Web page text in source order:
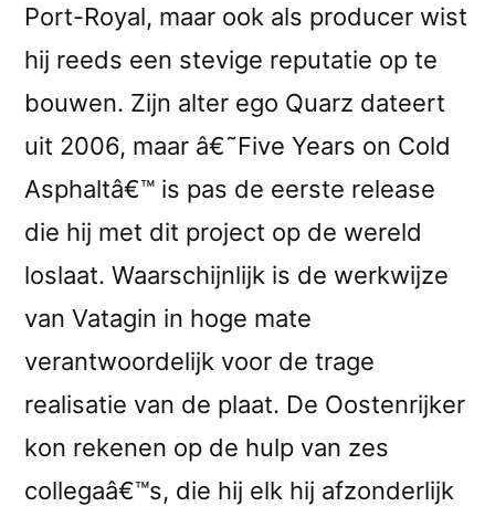
Port-Royal, maar ook als producer wist
hij reeds een stevige reputatie op te
bouwen. Zijn alter ego Quarz dateert
uit 2006, maar â€˜Five Years on Cold
Asphaltâ€™ is pas de eerste release
die hij met dit project op de wereld
loslaat. Waarschijnlijk is de werkwijze
van Vatagin in hoge mate
verantwoordelijk voor de trage
realisatie van de plaat. De Oostenrijker
kon rekenen op de hulp van zes
collegaâ€™s, die hij elk hij afzonderlijk